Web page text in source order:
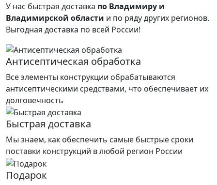
У нас быстрая доставка по Владимиру и
Владимирской области и по ряду других регионов.
Выгодная доставка по всей России!
Антисептическая обработка
Все элементы конструкции обрабатываются
антисептическими средствами, что обеспечивает их
долговечность
Быстрая доставка
Мы знаем, как обеспечить самые быстрые сроки
поставки конструкций в любой регион России
Подарок